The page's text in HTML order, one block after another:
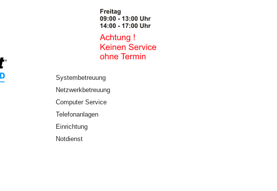
Systembetreuung
Netzwerkbetreuung
Computer Service
Telefonanlagen
Einrichtung
Notdienst